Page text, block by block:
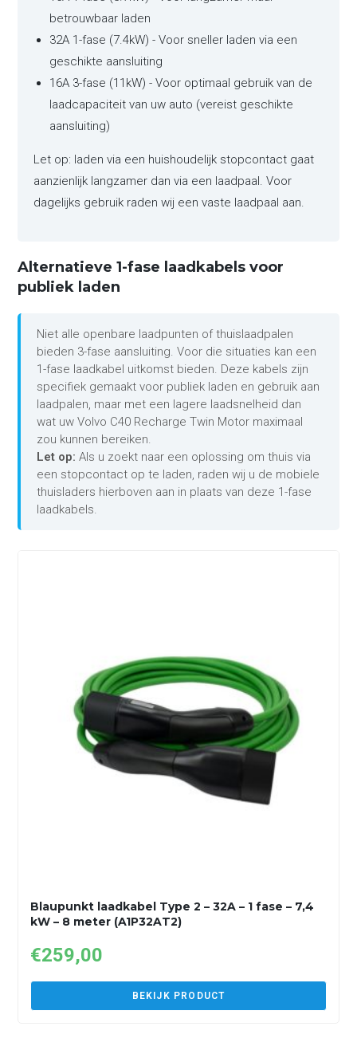
betrouwbaar laden
32A 1-fase (7.4kW) - Voor sneller laden via een
geschikte aansluiting
16A 3-fase (11kW) - Voor optimaal gebruik van de
laadcapaciteit van uw auto (vereist geschikte
aansluiting)
Let op: laden via een huishoudelijk stopcontact gaat
aanzienlijk langzamer dan via een laadpaal. Voor
dagelijks gebruik raden wij een vaste laadpaal aan.
Alternatieve 1-fase laadkabels voor
publiek laden
Niet alle openbare laadpunten of thuislaadpalen
bieden 3-fase aansluiting. Voor die situaties kan een
1-fase laadkabel uitkomst bieden. Deze kabels zijn
specifiek gemaakt voor publiek laden en gebruik aan
laadpalen, maar met een lagere laadsnelheid dan
wat uw Volvo C40 Recharge Twin Motor maximaal
zou kunnen bereiken.
Let op: Als u zoekt naar een oplossing om thuis via
een stopcontact op te laden, raden wij u de mobiele
thuisladers hierboven aan in plaats van deze 1-fase
laadkabels.
Blaupunkt laadkabel Type 2 – 32A – 1 fase – 7,4
kW – 8 meter (A1P32AT2)
€259,00
BEKIJK PRODUCT